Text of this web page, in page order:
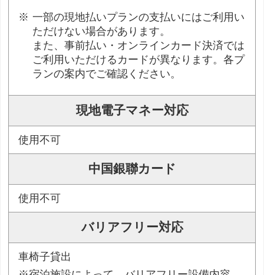
一部の現地払いプランの支払いにはご利用い
ただけない場合があります。
また、事前払い・オンラインカード決済では
ご利用いただけるカードが異なります。各プ
ランの案内でご確認ください。
現地電子マネー対応
使用不可
中国銀聯カード
使用不可
バリアフリー対応
車椅子貸出